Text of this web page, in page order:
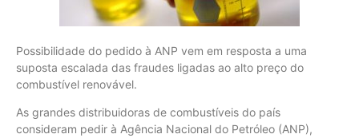
Possibilidade do pedido à ANP vem em resposta a uma
suposta escalada das fraudes ligadas ao alto preço do
combustível renovável.
As grandes distribuidoras de combustíveis do país
consideram pedir à Agência Nacional do Petróleo (ANP),